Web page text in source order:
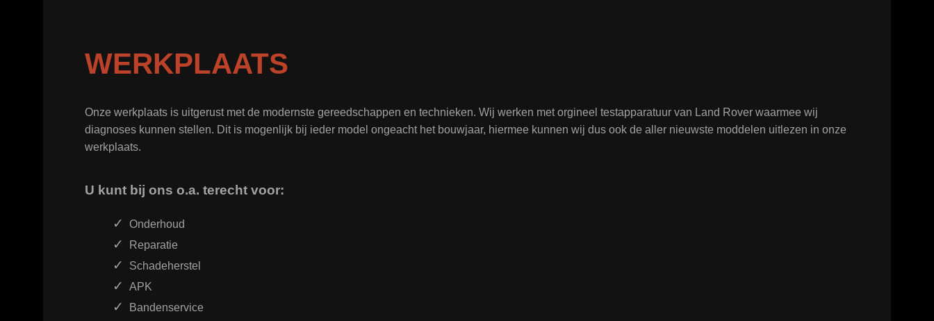
WERKPLAATS
Onze werkplaats is uitgerust met de modernste gereedschappen en technieken. Wij werken met orgineel testapparatuur van Land Rover waarmee wij
diagnoses kunnen stellen. Dit is mogenlijk bij ieder model ongeacht het bouwjaar, hiermee kunnen wij dus ook de aller nieuwste moddelen uitlezen in onze
werkplaats.
U kunt bij ons o.a. terecht voor:
Onderhoud
Reparatie
Schadeherstel
APK
Bandenservice